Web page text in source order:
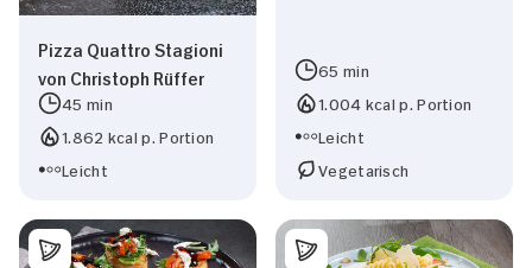
Pizza Quattro Stagioni
von Christoph Rüffer
45 min
1.862 kcal p. Portion
Leicht
65 min
1.004 kcal p. Portion
Leicht
Vegetarisch